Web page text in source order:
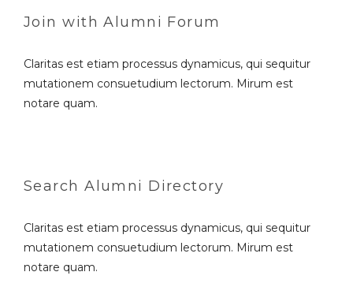
Join with Alumni Forum
Claritas est etiam processus dynamicus, qui sequitur
mutationem consuetudium lectorum. Mirum est
notare quam.
Search Alumni Directory
Claritas est etiam processus dynamicus, qui sequitur
mutationem consuetudium lectorum. Mirum est
notare quam.